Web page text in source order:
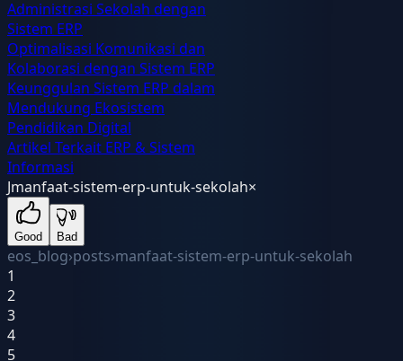
Administrasi Sekolah dengan
Sistem ERP
Optimalisasi Komunikasi dan
Kolaborasi dengan Sistem ERP
Keunggulan Sistem ERP dalam
Mendukung Ekosistem
Pendidikan Digital
Artikel Terkait ERP & Sistem
Informasi
Jmanfaat-sistem-erp-untuk-sekolah×
Good Bad
eos_blog›posts›manfaat-sistem-erp-untuk-sekolah
1
2
3
4
5